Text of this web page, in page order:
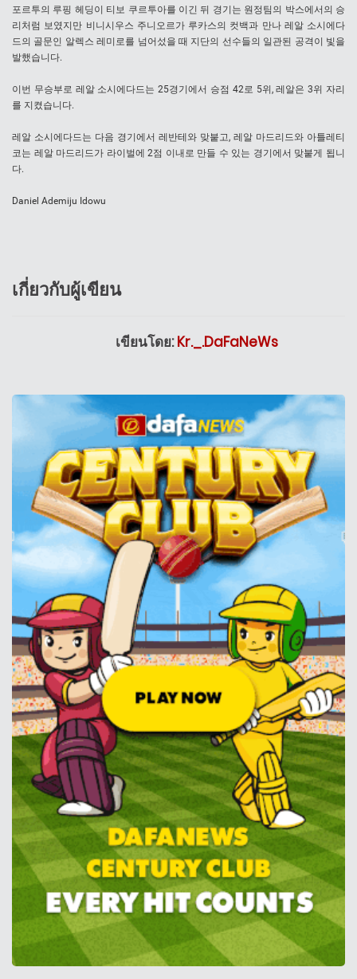
포르투의 루핑 헤딩이 티보 쿠르투아를 이긴 뒤 경기는 원정팀의 박스에서의 승
리처럼 보였지만 비니시우스 주니오르가 루카스의 컷백과 만나 레알 소시에다
드의 골문인 알렉스 레미로를 넘어섰을 때 지단의 선수들의 일관된 공격이 빛을
발했습니다.
이번 무승부로 레알 소시에다드는 25경기에서 승점 42로 5위, 레알은 3위 자리
를 지켰습니다.
레알 소시에다드는 다음 경기에서 레반테와 맞붙고, 레알 마드리드와 아틀레티
코는 레알 마드리드가 라이벌에 2점 이내로 만들 수 있는 경기에서 맞붙게 됩니
다.
Daniel Ademiju Idowu
เกี่ยวกับผู้เขียน
เขียนโดย:Kr._.DaFaNeWs